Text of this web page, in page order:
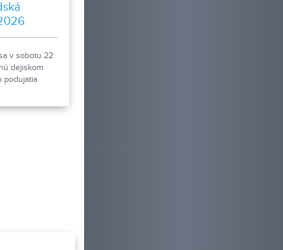
v sobotu 22.
dejiskom
podujatia